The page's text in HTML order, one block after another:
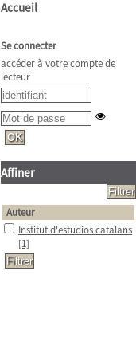
Accueil
Se connecter
accéder à votre compte de
lecteur
Affiner
Auteur
Institut d'estudios catalans
[1]